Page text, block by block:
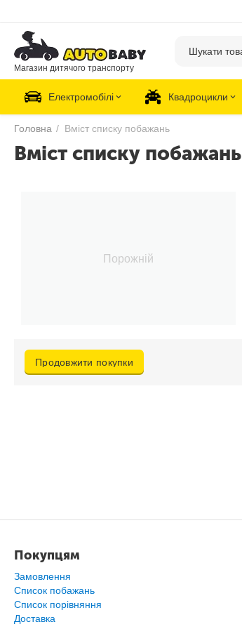
Магазин дитячого транспорту
Електромобілі Квадроцикли
Головна / Вміст списку побажань
Вміст списку побажань
Порожній
Продовжити покупки
Покупцям
Замовлення
Список побажань
Cписок порівняння
Доставка